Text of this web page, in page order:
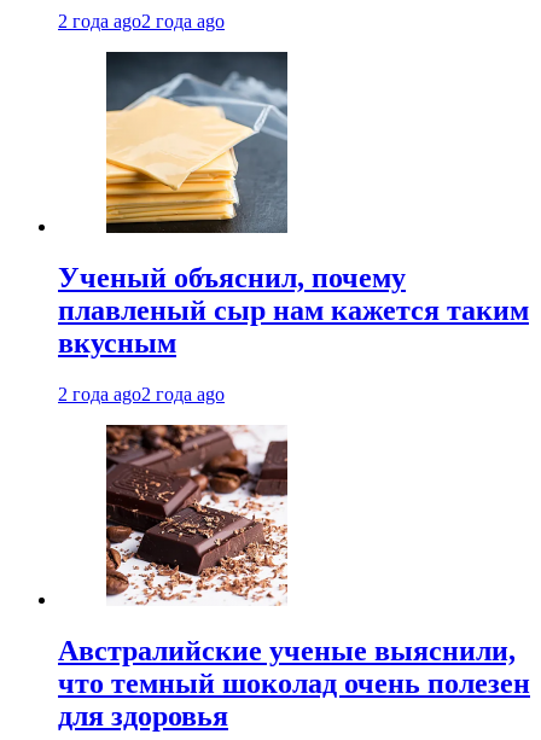
2 года ago2 года ago
Ученый объяснил, почему
плавленый сыр нам кажется таким
вкусным
2 года ago2 года ago
Австралийские ученые выяснили,
что темный шоколад очень полезен
для здоровья